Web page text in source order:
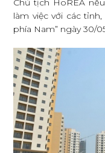
Chủ tịch HoREA
làm việc với các
phía Nam” ngày 30/